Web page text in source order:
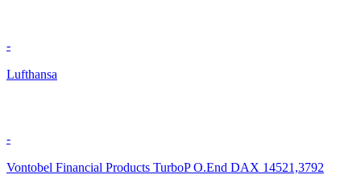
-
Lufthansa
-
Vontobel Financial Products TurboP O.End DAX 14521,3792